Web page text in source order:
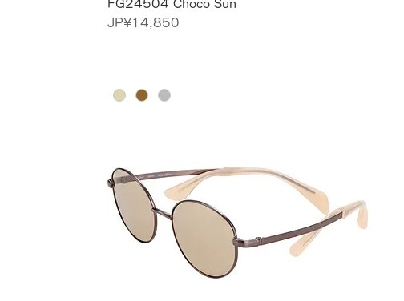
FG24504 Choco Sun
價格
JP¥14,850